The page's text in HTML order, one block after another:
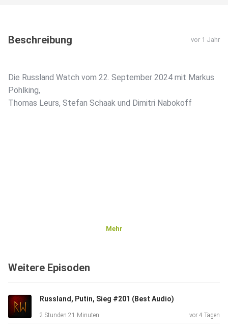
Beschreibung vor 1 Jahr
Die Russland Watch vom 22. September 2024 mit Markus
Pöhlking,
Thomas Leurs, Stefan Schaak und Dimitri Nabokoff
Mehr
Weitere Episoden
Russland, Putin, Sieg #201 (Best Audio)
2 Stunden 21 Minuten vor 4 Tagen